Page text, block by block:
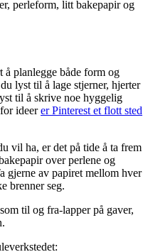
perleform, litt bakepapir og
planlegge både form og
lyst til å lage stjerner, hjerter
til å skrive noe hyggelig
ideerer Pinterest et flott sted
vil ha, er det på tide å ta frem
over perlene og
gjerne av papiret mellom hver
brenner seg.
til og fra-lapper på gaver,